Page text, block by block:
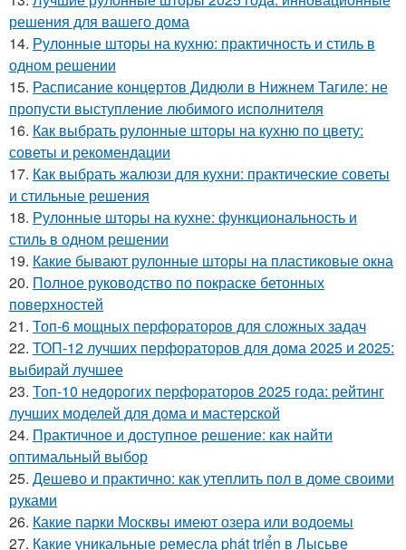
решения для вашего дома
14. Рулонные шторы на кухню: практичность и стиль в
одном решении
15. Расписание концертов Дидюли в Нижнем Тагиле: не
пропусти выступление любимого исполнителя
16. Как выбрать рулонные шторы на кухню по цвету:
советы и рекомендации
17. Как выбрать жалюзи для кухни: практические советы
и стильные решения
18. Рулонные шторы на кухне: функциональность и
стиль в одном решении
19. Какие бывают рулонные шторы на пластиковые окна
20. Полное руководство по покраске бетонных
поверхностей
21. Топ-6 мощных перфораторов для сложных задач
22. ТОП-12 лучших перфораторов для дома 2025 и 2025:
выбирай лучшее
23. Топ-10 недорогих перфораторов 2025 года: рейтинг
лучших моделей для дома и мастерской
24. Практичное и доступное решение: как найти
оптимальный выбор
25. Дешево и практично: как утеплить пол в доме своими
руками
26. Какие парки Москвы имеют озера или водоемы
27. Какие уникальные ремесла phát triển в Лысьве